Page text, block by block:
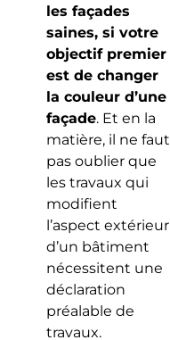
les façades
saines, si votre
objectif premier
est de changer
la couleur d’une
façade. Et en la
matière, il ne faut
pas oublier que
les travaux qui
modifient
l’aspect extérieur
d’un bâtiment
nécessitent une
déclaration
préalable de
travaux.